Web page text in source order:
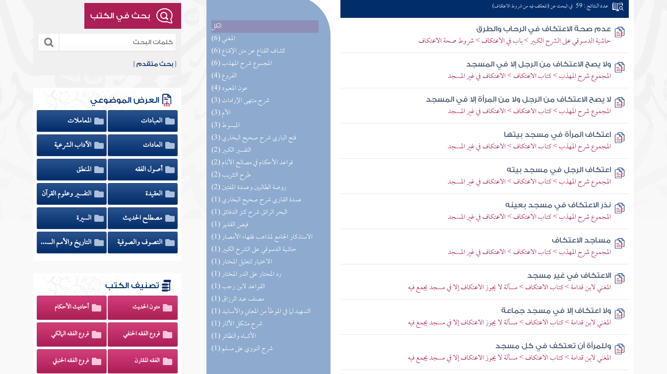
الكل
(6) المغني
(6) كشاف القناع عن متن الإقناع
(6) المجموع شرح المهذب
(4) الفروع
(4) عون المعبود
(3) شرح منتهى الإرادات
(3) الأم
(3) المبسوط
(3) فتح الباري شرح صحيح البخاري
(2) التفسير الكبير
(2) قواعد الأحكام في مصالح الأنام
(2) طرح التثريب
(2) روضة الطالبين وعمدة المفتين
(1) عمدة القاري شرح صحيح البخاري
(1) البحر الرائق شرح كنز الدقائق
(1) فيض القدير
(1) الاستذكار الجامع لمذاهب فقهاء الأمصار
(1) حاشية الدسوقي على الشرح الكبير
(1) الاختيار لتعليل المختار
(1) رد المحتار على الدر المختار
(1) القواعد لابن رجب
(1) مصنف عبد الرزاق
(1) التمهيد لما في الموطأ من المعاني والأسانيد
(1) شرح مشكل الآثار
(1) الأشباه والنظائر
(1) شرح النووي على مسلم
عدد النتائج : 59 في البحث عن (المعتكف فيه من شروط الاعتكاف)
عدم صحة الاعتكاف في الرحاب والطرق
حاشية الدسوقي على الشرح الكبير > باب في الاعتكاف > شروط صحة الاعتكاف
ولا يصح الاعتكاف من الرجل إلا في المسجد
المجموع شرح المهذب > كتاب الاعتكاف > الاعتكاف في غير المسجد
لا يصح الاعتكاف من الرجل ولا من المرأة إلا في المسجد
المجموع شرح المهذب > كتاب الاعتكاف > الاعتكاف في غير المسجد
اعتكاف المرأة في مسجد بيتها
المجموع شرح المهذب > كتاب الاعتكاف > الاعتكاف في غير المسجد
اعتكاف الرجل في مسجد بيته
المجموع شرح المهذب > كتاب الاعتكاف > الاعتكاف في غير المسجد
نذر الاعتكاف في مسجد بعينه
المجموع شرح المهذب > كتاب الاعتكاف > الاعتكاف في غير المسجد
مساجد الاعتكاف
المجموع شرح المهذب > كتاب الاعتكاف > الاعتكاف في غير المسجد
الاعتكاف في غير مسجد
المغني لابن قدامة > كتاب الاعتكاف > مسألة لا يجوز الاعتكاف إلا في مسجد يجمع فيه
ولا اعتكاف إلا في مسجد جماعة
المغني لابن قدامة > كتاب الاعتكاف > مسألة لا يجوز الاعتكاف إلا في مسجد يجمع فيه
وللمرأة أن تعتكف في كل مسجد
المغني لابن قدامة > كتاب الاعتكاف > مسألة لا يجوز الاعتكاف إلا في مسجد يجمع فيه
بحث في الكتب
[بحث متقدم ]
العرض الموضوعي
العبادات
المعاملات
العادات
الآداب الشرعية
أصول الفقه
المنطق
العقيدة
التفسير وعلوم القرآن
مصطلح الحديث
السيرة
التصوف والصوفية
التاريخ والأمم السابقة
تصنيف الكتب
متون الحديث أحاديث الأحكام
فروع الفقه الحنفي فروع الفقه المالكي
الفقه المقارن فروع الفقه الحنبلي